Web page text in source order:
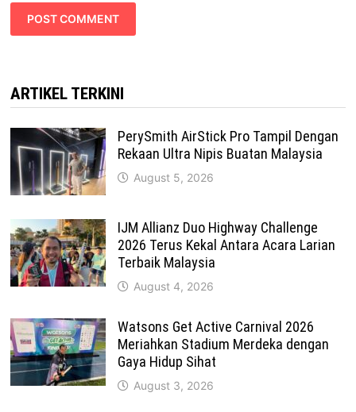
ARTIKEL TERKINI
PerySmith AirStick Pro Tampil Dengan
Rekaan Ultra Nipis Buatan Malaysia
August 5, 2026
IJM Allianz Duo Highway Challenge
2026 Terus Kekal Antara Acara Larian
Terbaik Malaysia
August 4, 2026
Watsons Get Active Carnival 2026
Meriahkan Stadium Merdeka dengan
Gaya Hidup Sihat
August 3, 2026